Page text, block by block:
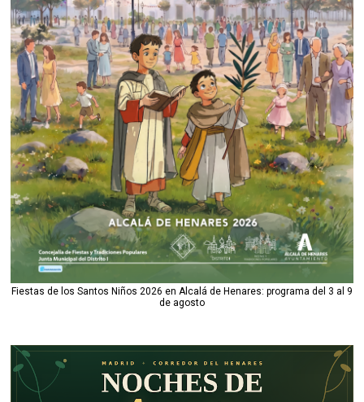
Fiestas de los Santos Niños 2026 en Alcalá de Henares: programa del 3 al 9
de agosto